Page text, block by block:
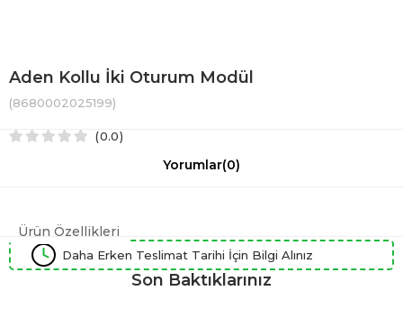
Aden Kollu İki Oturum Modül
(8680002025199)
0.0
Yorumlar(0)
Ürün Özellikleri
Daha Erken Teslimat Tarihi İçin Bilgi Alınız
Son Baktıklarınız